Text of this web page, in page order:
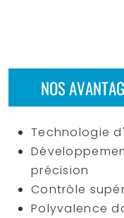
NOS
Technologie
précision
Contrôle
Polyvalence